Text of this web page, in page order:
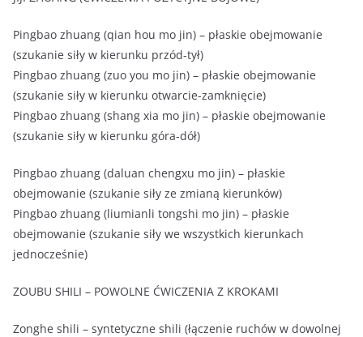
Pingbao zhuang (qian hou mo jin) – płaskie obejmowanie
(szukanie siły w kierunku przód-tył)
Pingbao zhuang (zuo you mo jin) – płaskie obejmowanie
(szukanie siły w kierunku otwarcie-zamknięcie)
Pingbao zhuang (shang xia mo jin) – płaskie obejmowanie
(szukanie siły w kierunku góra-dół)
Pingbao zhuang (daluan chengxu mo jin) – płaskie
obejmowanie (szukanie siły ze zmianą kierunków)
Pingbao zhuang (liumianli tongshi mo jin) – płaskie
obejmowanie (szukanie siły we wszystkich kierunkach
jednocześnie)
ZOUBU SHILI – POWOLNE ĆWICZENIA Z KROKAMI
Zonghe shili – syntetyczne shili (łączenie ruchów w dowolnej